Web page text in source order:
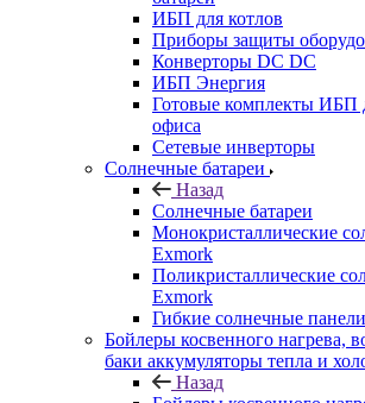
ИБП для котлов
Приборы защиты
Конверторы DC DC
ИБП Энергия
Готовые комплекты ИБП
офиса
Сетевые инверторы
Солнечные батареи
Назад
Солнечные батареи
Монокристаллические
Exmork
Поликристаллические
Exmork
Гибкие солнечные панели
Бойлеры косвенного нагрева,
баки аккумуляторы тепла и
Назад